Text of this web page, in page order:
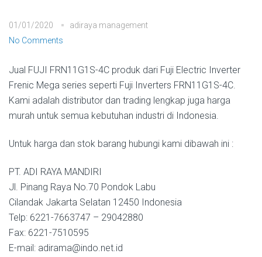
01/01/2020
adiraya management
No Comments
Jual FUJI FRN11G1S-4C produk dari Fuji Electric Inverter
Frenic Mega series seperti Fuji Inverters FRN11G1S-4C.
Kami adalah distributor dan trading lengkap juga harga
murah untuk semua kebutuhan industri di Indonesia.
Untuk harga dan stok barang hubungi kami dibawah ini :
PT. ADI RAYA MANDIRI
Jl. Pinang Raya No.70 Pondok Labu
Cilandak Jakarta Selatan 12450 Indonesia
Telp: 6221-7663747 – 29042880
Fax: 6221-7510595
E-mail: adirama@indo.net.id